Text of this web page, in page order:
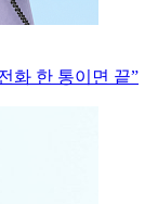
화 한 통이면 끝”